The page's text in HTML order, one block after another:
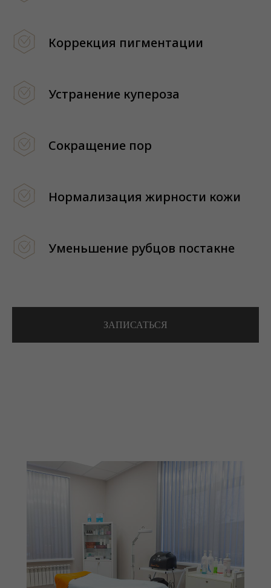
Коррекция пигментации
Устранение купероза
Сокращение пор
Нормализация жирности кожи
Уменьшение рубцов постакне
ЗАПИСАТЬСЯ